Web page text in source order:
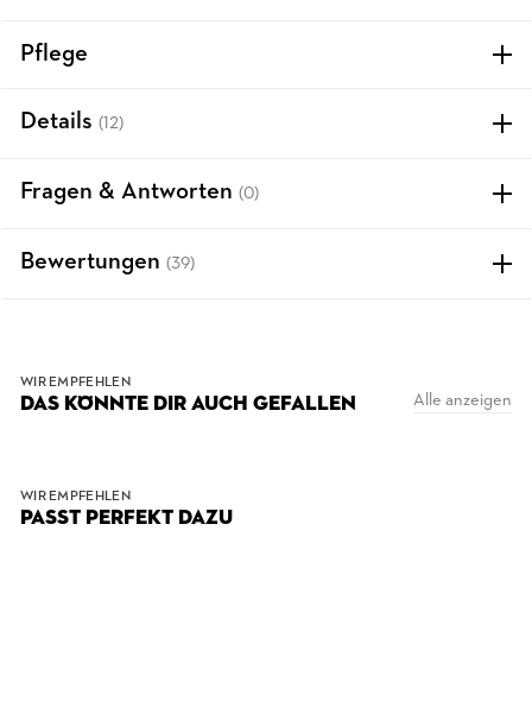
Pflege
Details (12)
Fragen & Antworten (0)
Bewertungen (39)
WIR EMPFEHLEN
DAS KÖNNTE DIR AUCH GEFALLEN Alle anzeigen
WIR EMPFEHLEN
PASST PERFEKT DAZU